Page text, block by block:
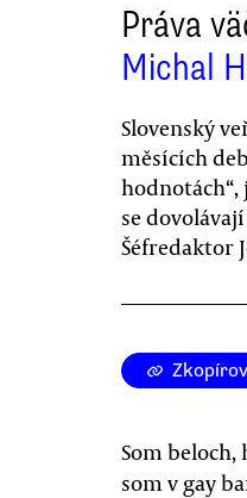
Práva
Michal
Slovenský
měsících
hodnotách“,
se
Šéfredaktor
Som
som v gay